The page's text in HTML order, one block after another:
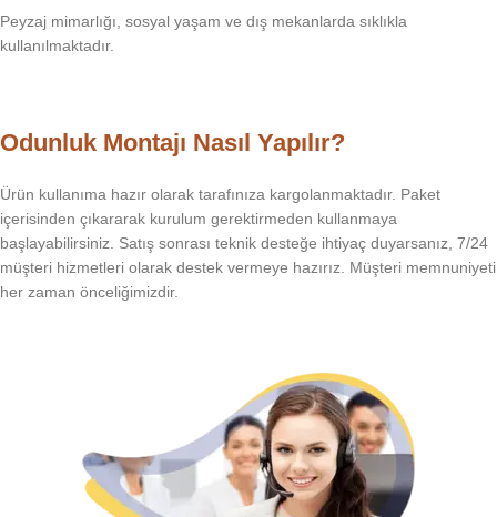
Peyzaj mimarlığı, sosyal yaşam ve dış mekanlarda sıklıkla
kullanılmaktadır.
Odunluk Montajı Nasıl Yapılır?
Ürün kullanıma hazır olarak tarafınıza kargolanmaktadır. Paket
içerisinden çıkararak kurulum gerektirmeden kullanmaya
başlayabilirsiniz. Satış sonrası teknik desteğe ihtiyaç duyarsanız, 7/24
müşteri hizmetleri olarak destek vermeye hazırız. Müşteri memnuniyeti
her zaman önceliğimizdir.